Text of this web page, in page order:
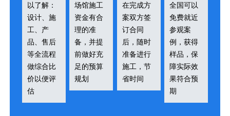
以了解：
设计、施
工、产
品、售后
等全流程
做综合比
价以便评
估
场馆施工
资金有合
理的准
备，并提
前做好充
足的预算
规划
在完成方
案双方签
订合同
后，随时
准备进行
施工，节
省时间
全国可以
免费就近
参观案
例，获得
样品，保
障实际效
果符合预
期